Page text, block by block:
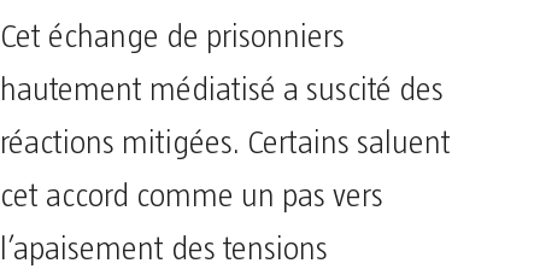
Cet échange de prisonniers
hautement médiatisé a suscité des
réactions mitigées. Certains saluent
cet accord comme un pas vers
l’apaisement des tensions